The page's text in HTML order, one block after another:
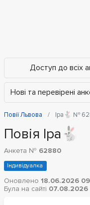
Доступ до всіх
Нові та перевірені
Повії Львова Іра🐇 №
Повія Іра🐇
Анкета № 62880
Індивідуалка
Оновлено 18.06.2026
Була на сайті 07.08.2026